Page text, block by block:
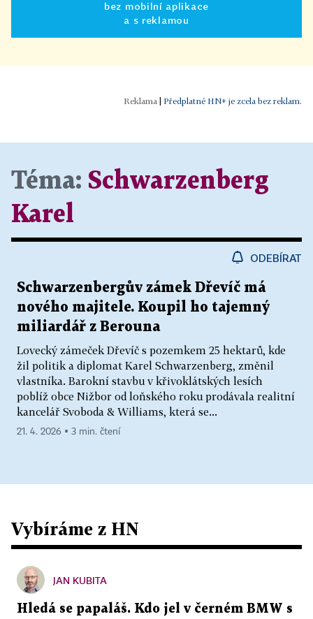
bez mobilní aplikace
a s reklamou
| Předplatné HN+ je zcela bez reklam.
Téma: Schwarzenberg
Karel
ODEBÍRAT
Schwarzenbergův zámek Dřevíč má
nového majitele. Koupil ho tajemný
miliardář z Berouna
Lovecký zámeček Dřevíč s pozemkem 25 hektarů, kde
žil politik a diplomat Karel Schwarzenberg, změnil
vlastníka. Barokní stavbu v křivoklátských lesích
poblíž obce Nižbor od loňského roku prodávala realitní
kancelář Svoboda & Williams, která se...
21. 4. 2026 ▪ 3 min. čtení
Vybíráme z HN
JAN KUBITA
Hledá se papaláš. Kdo jel v černém BMW s